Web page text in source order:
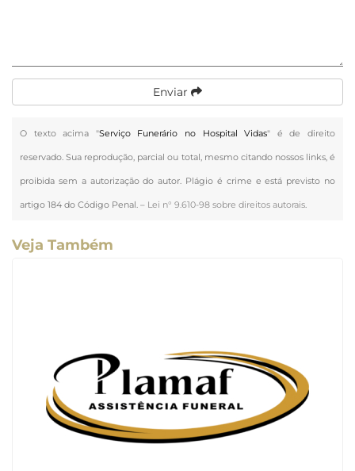
Enviar
O texto acima "Serviço Funerário no Hospital Vidas" é de direito
reservado. Sua reprodução, parcial ou total, mesmo citando nossos links, é
proibida sem a autorização do autor. Plágio é crime e está previsto no
artigo 184 do Código Penal. – Lei n° 9.610-98 sobre direitos autorais.
Veja Também